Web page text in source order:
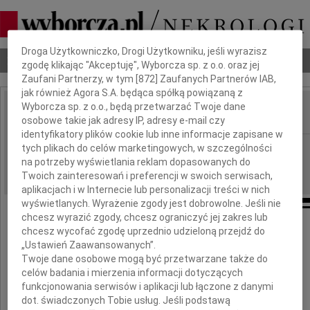
Nekrologi Odeszli Poradnik pogrzebowy
IMIĘ I NAZWISKO:
REGION: Warszawa
DATA EMISJI: 06.10.2009
Drogiej Pani Prezes
Jolancie Zwolińskiej
Dbamy o Twoją prywatność
Droga Użytkowniczko, Drogi Użytkowniku, jeśli wyrazisz
zgodę klikając "Akceptuję", Wyborcza sp. z o.o. oraz jej
Zaufani Partnerzy, w tym [872 ] Zaufanych Partnerów IAB,
jak również Agora S.A. będąca spółką powiązaną z
Wyborcza sp. z o.o., będą przetwarzać Twoje dane
osobowe takie jak adresy IP, adresy e-mail czy
identyfikatory plików cookie lub inne informacje zapisane w
tych plikach do celów marketingowych, w szczególności
na potrzeby wyświetlania reklam dopasowanych do
Twoich zainteresowań i preferencji w swoich serwisach,
aplikacjach i w Internecie lub personalizacji treści w nich
wyświetlanych. Wyrażenie zgody jest dobrowolne. Jeśli nie
chcesz wyrazić zgody, chcesz ograniczyć jej zakres lub
chcesz wycofać zgodę uprzednio udzieloną przejdź do
„Ustawień Zaawansowanych”.
Twoje dane osobowe mogą być przetwarzane także do
celów badania i mierzenia informacji dotyczących
funkcjonowania serwisów i aplikacji lub łączone z danymi
dot. świadczonych Tobie usług. Jeśli podstawą